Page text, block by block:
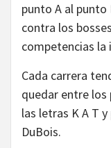
punto A al punto
contra los
competencias la
Cada carrera
quedar entre
las letras K A T
DuBois.